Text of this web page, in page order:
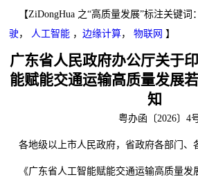
【ZiDongHua 之“高质量发展”标注关键词
驶 ， 人工智能 ，边缘计算，物联网 】
广东省人民政府办公厅关于
能赋能交通运输高质量发展
知
粤办函〔2026〕4
各地级以上市人民政府，省政府各部门、
《广东省人工智能赋能交通运输高质量